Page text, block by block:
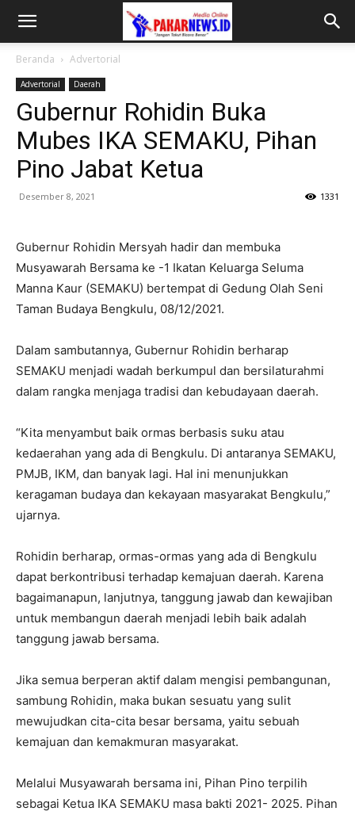
Beranda Advertorial
Advertorial Daerah
Gubernur Rohidin Buka
Mubes IKA SEMAKU, Pihan
Pino Jabat Ketua
Desember 8, 2021 1331
Gubernur Rohidin Mersyah hadir dan membuka
Musyawarah Bersama ke -1 Ikatan Keluarga Seluma
Manna Kaur (SEMAKU) bertempat di Gedung Olah Seni
Taman Budaya Bengkulu, 08/12/2021.
Dalam sambutannya, Gubernur Rohidin berharap
SEMAKU menjadi wadah berkumpul dan bersilaturahmi
dalam rangka menjaga tradisi dan kebudayaan daerah.
“Kita menyambut baik ormas berbasis suku atau
kedaerahan yang ada di Bengkulu. Di antaranya SEMAKU,
PMJB, IKM, dan banyak lagi. Hal ini menunjukkan
keragaman budaya dan kekayaan masyarakat Bengkulu,”
ujarnya.
Rohidin berharap, ormas-ormas yang ada di Bengkulu
dapat berkontribusi terhadap kemajuan daerah. Karena
bagaimanapun, lanjutnya, tanggung jawab dan kewajiban
untuk membangun daerah menjadi lebih baik adalah
tanggung jawab bersama.
Jika semua berperan aktif dalam mengisi pembangunan,
sambung Rohidin, maka bukan sesuatu yang sulit
mewujudkan cita-cita besar bersama, yaitu sebuah
kemajuan dan kemakmuran masyarakat.
Melalui Musyawarah bersama ini, Pihan Pino terpilih
sebagai Ketua IKA SEMAKU masa bakti 2021- 2025. Pihan